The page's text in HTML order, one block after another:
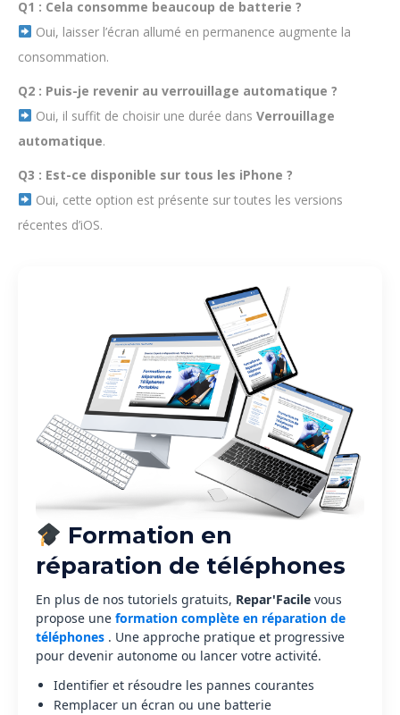
Q1 : Cela consomme beaucoup de batterie ?
Oui, laisser l’écran allumé en permanence augmente la
consommation.
Q2 : Puis-je revenir au verrouillage automatique ?
Oui, il suffit de choisir une durée dans Verrouillage
automatique.
Q3 : Est-ce disponible sur tous les iPhone ?
Oui, cette option est présente sur toutes les versions
récentes d’iOS.
Formation en
réparation de téléphones
En plus de nos tutoriels gratuits, Repar'Facile vous
propose une formation complète en réparation de
téléphones . Une approche pratique et progressive
pour devenir autonome ou lancer votre activité.
Identifier et résoudre les pannes courantes
Remplacer un écran ou une batterie